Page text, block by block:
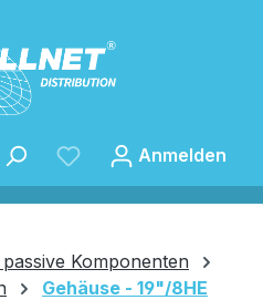
Anmelden
Komponenten
Gehäuse - 19"/8HE